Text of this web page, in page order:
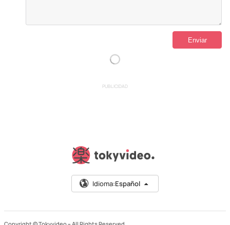
PUBLICIDAD
Idioma:Español